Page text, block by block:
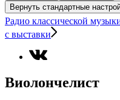
Вернуть стандартные
Радио классической
с выставки
Виолончелист